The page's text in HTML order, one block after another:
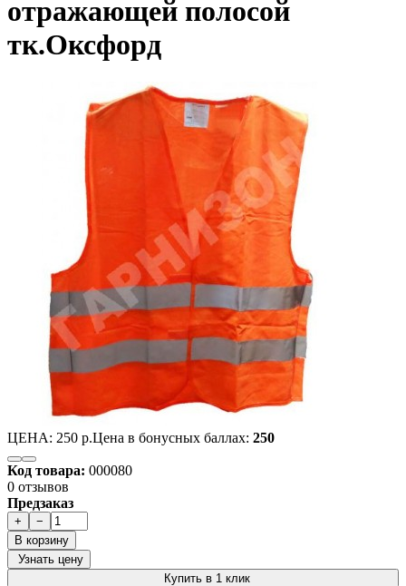
отражающей полосой
тк.Оксфорд
ЦЕНА: 250 р.Цена в бонусных баллах: 250
Код товара: 000080
0 отзывов
Предзаказ
+
−
В корзину
Узнать цену
Купить в 1 клик